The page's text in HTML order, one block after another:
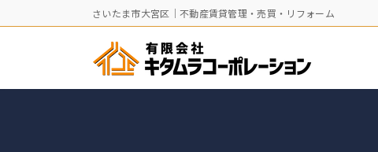
ン
ツ
ビ
シ
さいたま市大宮区｜不動産賃貸管理・売買・リフォーム